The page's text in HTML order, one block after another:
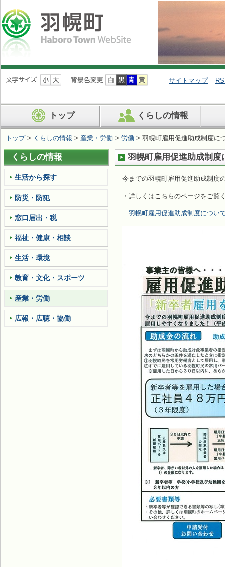
ナ
ビ
ン
を
ば
す
サイトマップ
トップ くらしの情報
トップ> くらしの情報 > 産業・労働 > 労働 > 羽幌町雇用促進助成制度に
羽幌町雇用促進助成制度
今までの羽幌町雇用促進助成制度
・詳しくはこちらのページをご覧
羽幌町雇用促進助成制度につい
くらしの情報
生活から探す
防災・防犯
窓口届出・税
福祉・健康・相談
生活・環境
教育・文化・スポーツ
産業・労働
広報・広聴・協働